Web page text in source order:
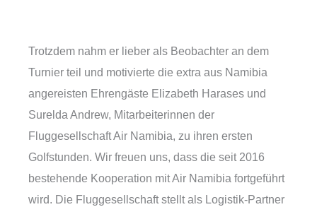
Trotzdem nahm er lieber als Beobachter an dem
Turnier teil und motivierte die extra aus Namibia
angereisten Ehrengäste Elizabeth Harases und
Surelda Andrew, Mitarbeiterinnen der
Fluggesellschaft Air Namibia, zu ihren ersten
Golfstunden. Wir freuen uns, dass die seit 2016
bestehende Kooperation mit Air Namibia fortgeführt
wird. Die Fluggesellschaft stellt als Logistik-Partner